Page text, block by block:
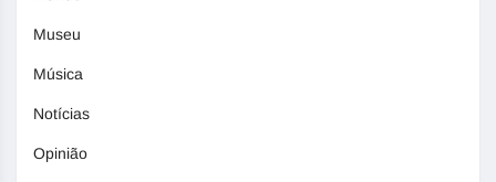
Museu
Música
Notícias
Opinião